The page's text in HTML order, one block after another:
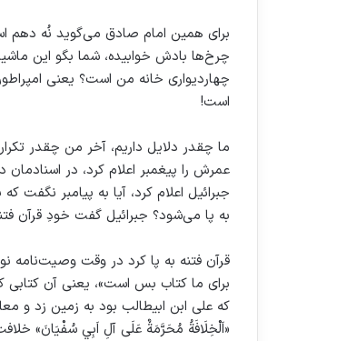
برای همین امام صادق می‌گوید نُه دهم
چرخ‌ها بادش خوابیده، شما بگو این
چهاردیواری خانه من است؟ یعنی
است!
ما چقدر دلایل داریم، آخر من چقدر
عمرش را پیغمبر اعلام کرد، در
جبرائیل اعلام کرد، آیا به پیامبر
به پا می‌شود؟ جبرائیل گفت خودِ قرآن
قرآن فتنه به پا کرد در وقت وصیت‌نامه
برای ما کتاب بس است»، یعنی آن
که علی ابن ابیطالب بود به زمین زد‌ و
«اَلْخِلَافَةُ مُحَرَّمَةٌ عَلَى آلِ اَبِي سُفْيَانَ»